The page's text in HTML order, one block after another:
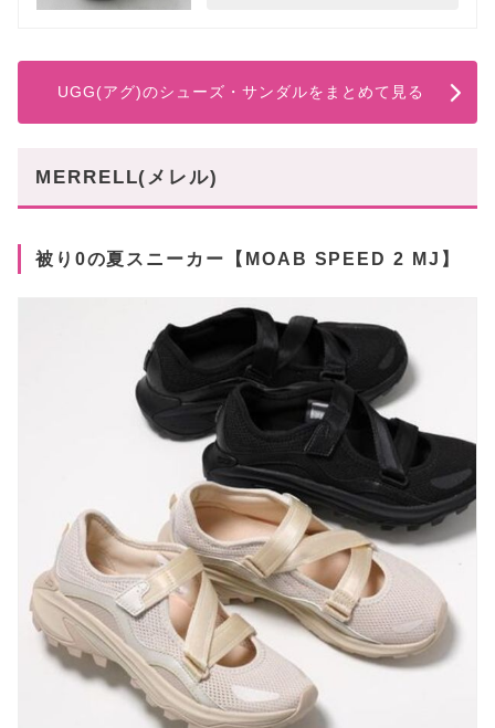
UGG(アグ)のシューズ・サンダルをまとめて見る
MERRELL(メレル)
被り0の夏スニーカー【MOAB SPEED 2 MJ】